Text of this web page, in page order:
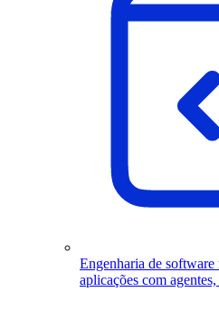
Engenharia de
aplicações com